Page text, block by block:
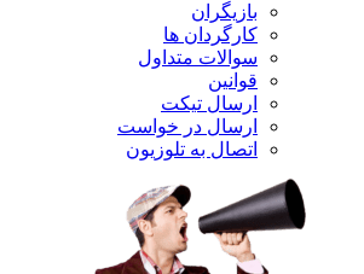
بازیگران
کارگردان ها
سوالات متداول
قوانین
ارسال تیکت
ارسال در خواست
اتصال به تلوزیون